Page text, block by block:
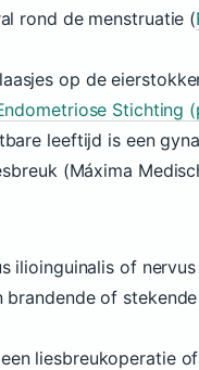
rond de menstruatie (
op de
Stichting
leeftijd is een
(Máxima
ilioinguinalis of
brandende of
liesbreukoperatie